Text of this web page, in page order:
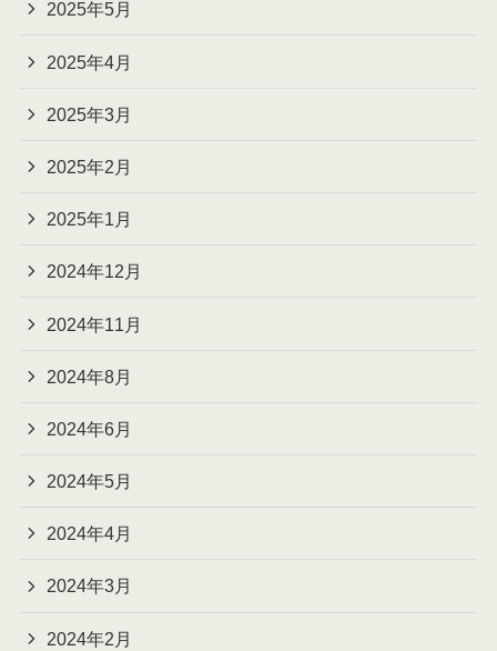
2025年5月
2025年4月
2025年3月
2025年2月
2025年1月
2024年12月
2024年11月
2024年8月
2024年6月
2024年5月
2024年4月
2024年3月
2024年2月